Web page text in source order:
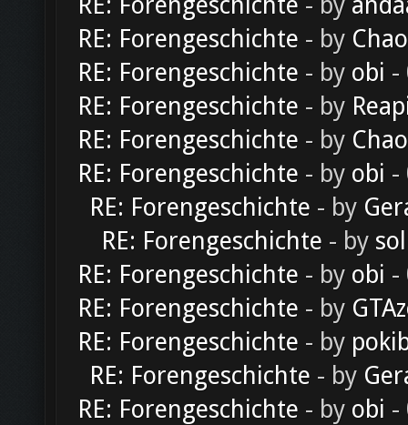
RE: Forengeschichte - by
RE: Forengeschichte - by obi -
RE: Forengeschichte - by
RE: Forengeschichte - by
RE: Forengeschichte - by obi -
RE: Forengeschichte - by
RE: Forengeschichte - by
RE: Forengeschichte - by obi -
RE: Forengeschichte - by
RE: Forengeschichte - by
RE: Forengeschichte - by
RE: Forengeschichte - by obi -